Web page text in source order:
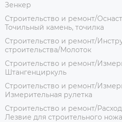
Зенкер
Строительство и ремонт/
Точильный камень, точилка
Строительство и ремонт/
строительства/Молоток
Строительство и ремонт/
Штангенциркуль
Строительство и ремонт/
Измерительная рулетка
Строительство и ремонт/
Лезвие для строительного ножа